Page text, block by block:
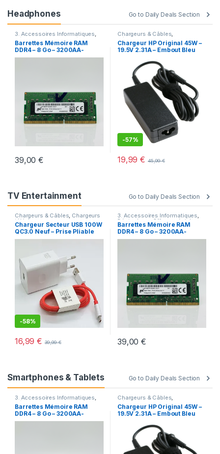
Headphones Go to Daily Deals Section
3. Accessoires Informatiques,
Déstockage , Offres spéciales
Barrettes Mémoire RAM
DDR4 – 8 Go – 3200AA-
Micron – Pour PC Portable
39,00€
Chargeurs & Câbles,
Déstockage ,Promotions
Chargeur HP Original 45W –
19.5V 2.31A – Embout Bleu
-57%
19,99€ 45,99€
TV Entertainment Go to Daily Deals Section
Chargeurs & Câbles, Chargeurs
téléphone
Chargeur Secteur USB 100W
QC3.0 Neuf – Prise Pliable
-58%
16,99€ 39,99€
3. Accessoires Informatiques,
Déstockage ,Offres spéciales
Barrettes Mémoire RAM
DDR4 – 8 Go – 3200AA-
Micron – Pour PC Portable
39,00€
Smartphones & Tablets Go to Daily Deals Section
3. Accessoires Informatiques,
Déstockage , Offres spéciales
Barrettes Mémoire RAM
DDR4 – 8 Go – 3200AA-
Micron – Pour PC Portable
Chargeurs & Câbles,
Déstockage ,Promotions
Chargeur HP Original 45W –
19.5V 2.31A – Embout Bleu